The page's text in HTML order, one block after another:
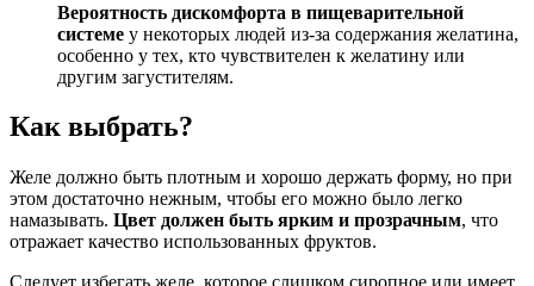
Вероятность дискомфорта в пищеварительной
системе у некоторых людей из-за содержания желатина,
особенно у тех, кто чувствителен к желатину или
другим загустителям.
Как выбрать?
Желе должно быть плотным и хорошо держать форму, но при
этом достаточно нежным, чтобы его можно было легко
намазывать. Цвет должен быть ярким и прозрачным, что
отражает качество использованных фруктов.